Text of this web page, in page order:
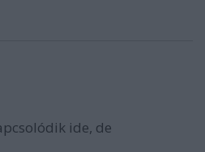
ide, de